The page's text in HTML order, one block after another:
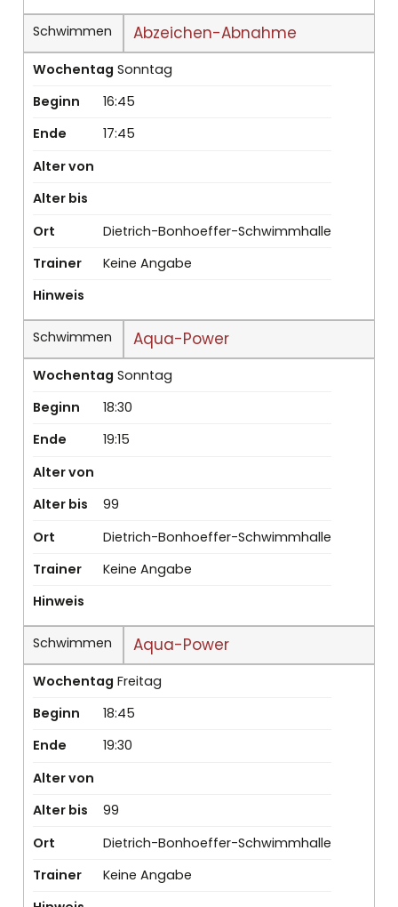
Schwimmen Abzeichen-Abnahme
Wochentag Sonntag
Beginn
16:45
Ende
17:45
Alter von
Alter bis
Ort
Dietrich-Bonhoeffer-Schwimmhalle
Trainer
Keine Angabe
Hinweis
Schwimmen Aqua-Power
Wochentag Sonntag
Beginn
18:30
Ende
19:15
Alter von
Alter bis
99
Ort
Dietrich-Bonhoeffer-Schwimmhalle
Trainer
Keine Angabe
Hinweis
Schwimmen Aqua-Power
Wochentag Freitag
Beginn
18:45
Ende
19:30
Alter von
Alter bis
99
Ort
Dietrich-Bonhoeffer-Schwimmhalle
Trainer
Keine Angabe